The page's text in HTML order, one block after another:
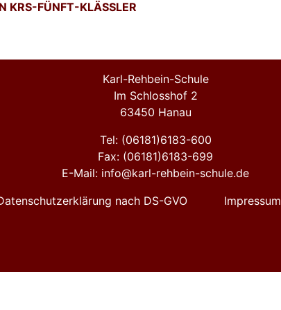
KRS-FÜNFT-KLÄSSLER
Karl-Rehbein-Schule
Im Schlosshof 2
63450 Hanau
Tel: (06181)6183-600
Fax: (06181)6183-699
E-Mail: info@karl-rehbein-schule.de
nach DS-GVO
Impressum